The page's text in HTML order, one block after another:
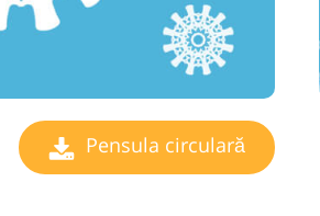
Pensula circulară